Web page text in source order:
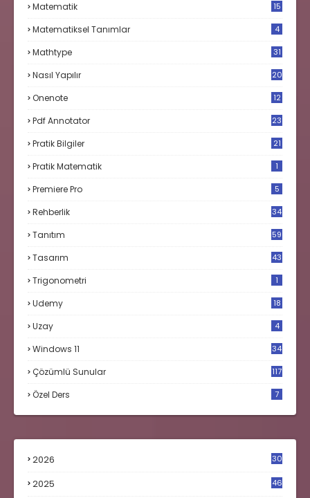
Matematik
15
Matematiksel Tanımlar 4
Mathtype 31
Nasıl Yapılır 20
Onenote 12
Pdf Annotator 23
Pratik Bilgiler 21
Pratik Matematik 1
Premiere Pro 5
Rehberlik 34
Tanıtım 59
Tasarım 43
Trigonometri 1
Udemy 18
Uzay 4
Windows 11 34
Çözümlü Sunular 117
Özel Ders 7
2026 30
2025 46